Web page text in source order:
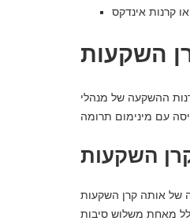
קרנות אינדקס
ההשקעה של מנהלי
השקעות
של אותה קרן השקעות